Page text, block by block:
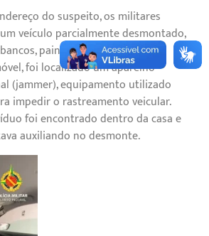
do suspeito, os militares
veículo parcialmente desmontado,
painéis internos e motor.
foi localizado um aparelho
(jammer), equipamento utilizado
impedir o rastreamento veicular.
foi encontrado dentro da casa e
auxiliando no desmonte.